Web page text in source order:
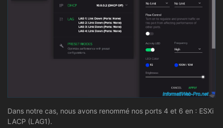
Dans notre cas, nous avons renommé nos ports 4 et 6 en : ESXi
LACP (LAG1).